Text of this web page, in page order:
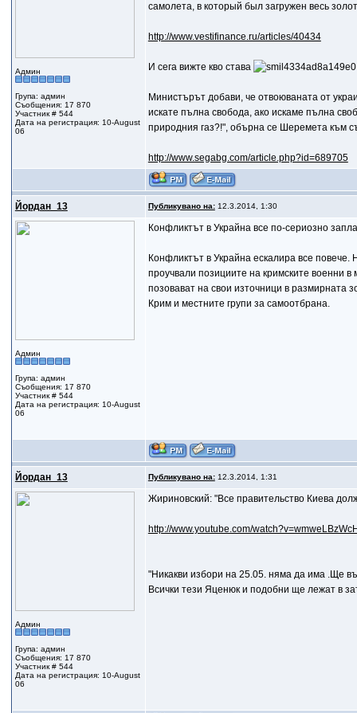
Админ
Група: админ
Съобщения: 17 870
Участник # 544
Дата на регистрация: 10-August
06
самолета, в который был загружен весь
http://www.vestifinance.ru/articles/40434
И сега вижте кво става
Министърът добави, че отвоюваната от
искате пълна свобода, ако искаме пълна
природния газ?!", обърна се Шеремета към
http://www.segabg.com/article.php?id=689705
Йордан_13 Публикувано на:12.3.2014, 1:30
Админ
Група: админ
Съобщения: 17 870
Участник # 544
Дата на регистрация: 10-August
06
Конфликтът в Украйна все по-сериозно
Конфликтът в Украйна ескалира все
проучвали позициите на кримските военни
позовават на свои източници в размирната
Крим и местните групи за самоотбрана.
Йордан_13 Публикувано на:12.3.2014, 1:31
Админ
Група: админ
Съобщения: 17 870
Участник # 544
Дата на регистрация: 10-August
06
Жириновский: "Все правительство Киева
http://www.youtube.com/
"Никакви избори на 25.05. няма да има .Ще
Всички тези Яценюк и подобни ще лежат в